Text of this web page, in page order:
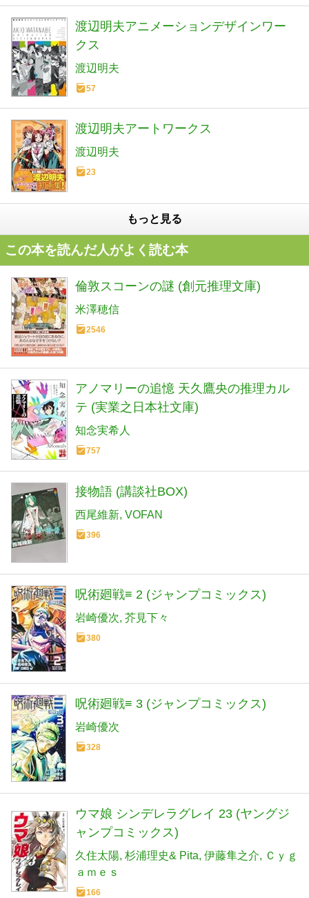
渡辺明夫アニメーションデザインワー
クス
渡辺明夫
57
渡辺明夫アートワークス
渡辺明夫
23
もっと見る
この本を読んだ人がよく読む本
倫敦スコーンの謎 (創元推理文庫)
米澤穂信
2546
アノマリーの追憶 天久鷹央の推理カル
テ (実業之日本社文庫)
知念実希人
757
接物語 (講談社BOX)
西尾維新 VOFAN
396
呪術廻戦≡ 2 (ジャンプコミックス)
岩崎優次 芥見下々
380
呪術廻戦≡ 3 (ジャンプコミックス)
岩崎優次
328
ウマ娘 シンデレラグレイ 23 (ヤングジ
ャンプコミックス)
久住太陽 杉浦理史& Pita 伊藤隼之介
Ｃｙｇ
ａｍｅｓ
166